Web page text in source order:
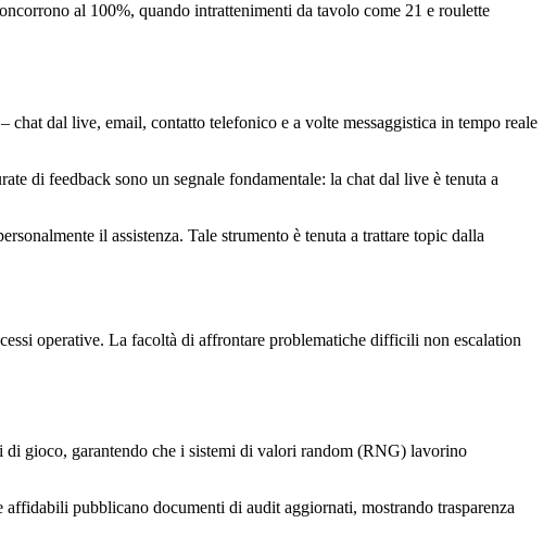
al 100%, quando intrattenimenti da tavolo come 21 e roulette
dal live, email, contatto telefonico e a volte messaggistica in tempo reale
di feedback sono un segnale fondamentale: la chat dal live è tenuta a
il assistenza. Tale strumento è tenuta a trattare topic dalla
operative. La facoltà di affrontare problematiche difficili non escalation
gioco, garantendo che i sistemi di valori random (RNG) lavorino
pubblicano documenti di audit aggiornati, mostrando trasparenza